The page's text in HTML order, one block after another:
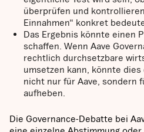
überprüfen und
Einnahmen“ konkret
Das Ergebnis könnte einen
schaffen. Wenn Aave
rechtlich durchsetzbare
umsetzen kann, könnte
nicht nur für Aave, sondern
aufheben.
Die Governance-Debatte bei